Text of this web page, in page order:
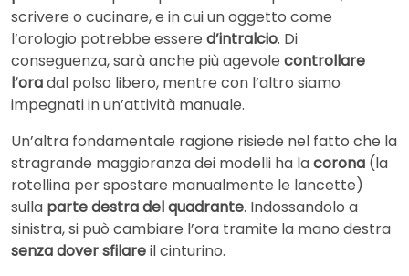
scrivere o cucinare, e in cui un oggetto come
l’orologio potrebbe essere d’intralcio. Di
conseguenza, sarà anche più agevole controllare
l’oradal polso libero, mentre con l’altro siamo
impegnati in un’attività manuale.
Un’altra fondamentale ragione risiede nel fatto che la
stragrande maggioranza dei modelli ha lacorona (la
rotellina per spostare manualmente le lancette)
sulla parte destra del quadrante. Indossandolo a
sinistra, si può cambiare l’ora tramite la mano destra
senza dover sfilareil cinturino.